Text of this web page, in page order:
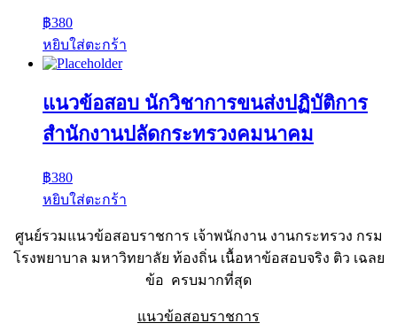
฿380
หยิบใส่ตะกร้า
แนวข้อสอบ นักวิชาการขนส่งปฏิบัติการ
สำนักงานปลัดกระทรวงคมนาคม
฿380
หยิบใส่ตะกร้า
ศูนย์รวมแนวข้อสอบราชการ เจ้าพนักงาน งานกระทรวง กรม
โรงพยาบาล มหาวิทยาลัย ท้องถิ่น เนื้อหาข้อสอบจริง ติว เฉลย
ข้อ ครบมากที่สุด
แนวข้อสอบราชการ